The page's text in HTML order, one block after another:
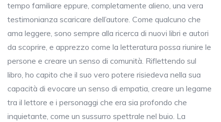
tempo familiare eppure, completamente alieno, una vera
testimonianza scaricare dell’autore. Come qualcuno che
ama leggere, sono sempre alla ricerca di nuovi libri e autori
da scoprire, e apprezzo come la letteratura possa riunire le
persone e creare un senso di comunità. Riflettendo sul
libro, ho capito che il suo vero potere risiedeva nella sua
capacità di evocare un senso di empatia, creare un legame
tra il lettore e i personaggi che era sia profondo che
inquietante, come un sussurro spettrale nel buio. La